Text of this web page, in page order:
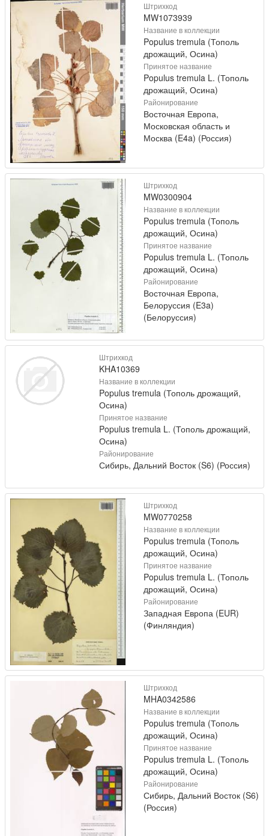
Штрихкод
MW1073939
Название в коллекции
Populus tremula (Тополь
дрожащий, Осина)
Принятое название
Populus tremula L. (Тополь
дрожащий, Осина)
Районирование
Восточная Европа,
Московская область и
Москва (E4a) (Россия)
Штрихкод
MW0300904
Название в коллекции
Populus tremula (Тополь
дрожащий, Осина)
Принятое название
Populus tremula L. (Тополь
дрожащий, Осина)
Районирование
Восточная Европа,
Белоруссия (E3a)
(Белоруссия)
Штрихкод
KHA10369
Название в коллекции
Populus tremula (Тополь дрожащий,
Осина)
Принятое название
Populus tremula L. (Тополь дрожащий,
Осина)
Районирование
Сибирь, Дальний Восток (S6) (Россия)
Штрихкод
MW0770258
Название в коллекции
Populus tremula (Тополь
дрожащий, Осина)
Принятое название
Populus tremula L. (Тополь
дрожащий, Осина)
Районирование
Западная Европа (EUR)
(Финляндия)
Штрихкод
MHA0342586
Название в коллекции
Populus tremula (Тополь
дрожащий, Осина)
Принятое название
Populus tremula L. (Тополь
дрожащий, Осина)
Районирование
Сибирь, Дальний Восток (S6)
(Россия)